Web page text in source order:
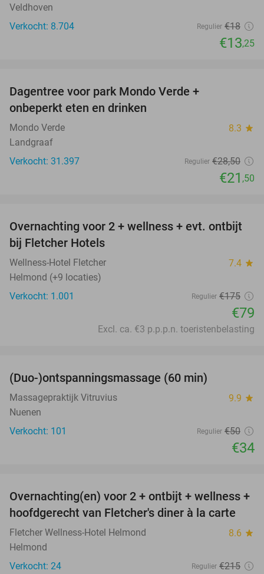
Veldhoven
Verkocht: 8.704
Regulier €18
€13,25
Dagentree voor park Mondo Verde +
onbeperkt eten en drinken
Mondo Verde 8.3 star
Landgraaf
Verkocht: 31.397
Regulier €28,50
€21 ,50
55%
Overnachting voor 2 + wellness + evt. ontbijt
bij Fletcher Hotels
Wellness-Hotel Fletcher 7.4 star
Helmond (+9 locaties)
Verkocht: 1.001
Regulier €175
€79
Excl. ca. €3 p.p.p.n. toeristenbelasting
(Duo-)ontspanningsmassage (60 min)
Massagepraktijk Vitruvius 9.9 star
Nuenen
Verkocht: 101
Regulier €50
€34
21%
Overnachting(en) voor 2 + ontbijt + wellness +
hoofdgerecht van Fletcher's diner à la carte
Fletcher Wellness-Hotel Helmond 8.6 star
Helmond
Verkocht: 24
Regulier €215